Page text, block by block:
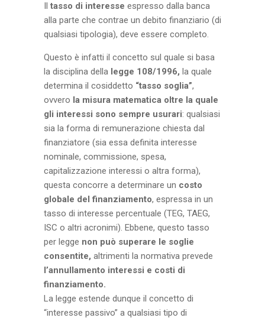
Il tasso di interesse espresso dalla banca
alla parte che contrae un debito finanziario (di
qualsiasi tipologia), deve essere completo.
Questo è infatti il concetto sul quale si basa
la disciplina della legge 108/1996, la quale
determina il cosiddetto “tasso soglia”,
ovvero la misura matematica oltre la quale
gli interessi sono sempre usurari: qualsiasi
sia la forma di remunerazione chiesta dal
finanziatore (sia essa definita interesse
nominale, commissione, spesa,
capitalizzazione interessi o altra forma),
questa concorre a determinare un costo
globale del finanziamento, espressa in un
tasso di interesse percentuale (TEG, TAEG,
ISC o altri acronimi). Ebbene, questo tasso
per legge non può superare le soglie
consentite, altrimenti la normativa prevede
l’annullamento interessi e costi di
finanziamento.
La legge estende dunque il concetto di
“interesse passivo” a qualsiasi tipo di